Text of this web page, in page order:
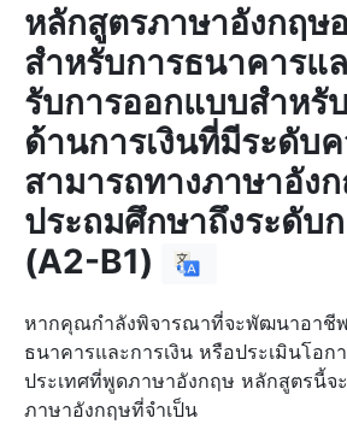
หลักสูตรภาษาอังกฤษ
สำหรับการธนาคารแ
รับการออกแบบสำหรั
ด้านการเงินที่มีระดับ
สามารถทางภาษาอัง
ประถมศึกษาถึงระดับ
(A2-B1)
หากคุณกำลังพิจารณาที่จะพัฒนาอาชี
ธนาคารและการเงิน หรือประเมินโอก
ประเทศที่พูดภาษาอังกฤษ หลักสูตรนี้
ภาษาอังกฤษที่จำเป็น